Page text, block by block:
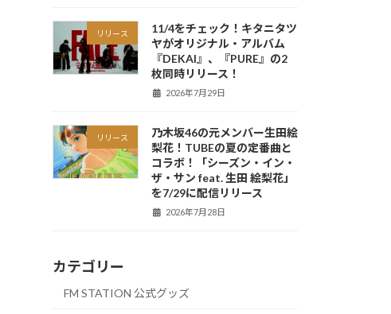
リリース
11/4をチェック！キタニタツ
ヤがオリジナル・アルバム
『DEKAI』、『PURE』の2
枚同時リリース！
2026年7月29日
リリース
乃木坂46の元メンバー生田絵
梨花！TUBEの夏の定番曲と
コラボ！「シーズン・イン・
ザ・サン feat. 生田 絵梨花」
を7/29に配信リリース
2026年7月28日
カテゴリー
FM STATION 公式グッズ